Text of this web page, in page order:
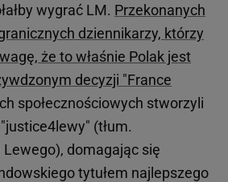
wygrać LM. Przekonanych
dziennikarzy, którzy
że to właśnie Polak jest
decyzji "France
społecznościowych stworzyli
(tłum.
domagając się
tytułem najlepszego